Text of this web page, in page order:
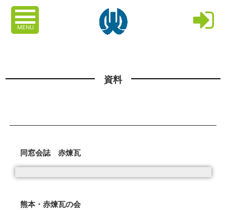
MENU
資料
同窓会誌 赤煉瓦
熊本・赤煉瓦の会